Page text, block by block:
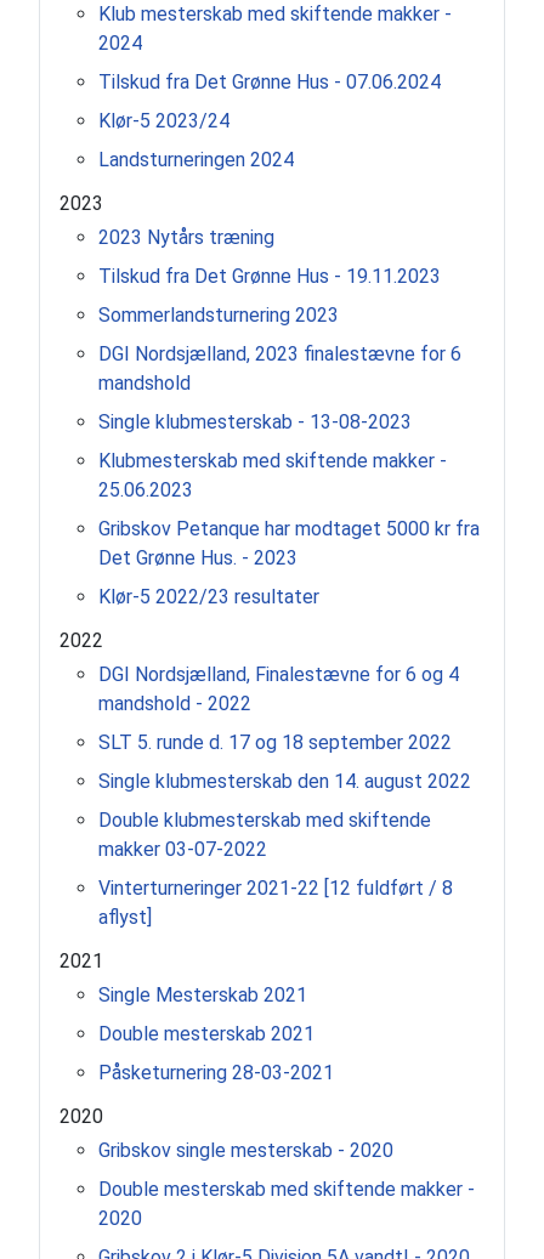
Klub mesterskab med skiftende makker -
2024
Tilskud fra Det Grønne Hus - 07.06.2024
Klør-5 2023/24
Landsturneringen 2024
2023
2023 Nytårs træning
Tilskud fra Det Grønne Hus - 19.11.2023
Sommerlandsturnering 2023
DGI Nordsjælland, 2023 finalestævne for 6
mandshold
Single klubmesterskab - 13-08-2023
Klubmesterskab med skiftende makker -
25.06.2023
Gribskov Petanque har modtaget 5000 kr fra
Det Grønne Hus. - 2023
Klør-5 2022/23 resultater
2022
DGI Nordsjælland, Finalestævne for 6 og 4
mandshold - 2022
SLT 5. runde d. 17 og 18 september 2022
Single klubmesterskab den 14. august 2022
Double klubmesterskab med skiftende
makker 03-07-2022
Vinterturneringer 2021-22 [12 fuldført / 8
aflyst]
2021
Single Mesterskab 2021
Double mesterskab 2021
Påsketurnering 28-03-2021
2020
Gribskov single mesterskab - 2020
Double mesterskab med skiftende makker -
2020